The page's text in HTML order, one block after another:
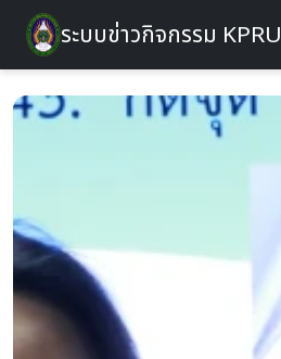
ระบบข่าวกิจกรรม KPRU